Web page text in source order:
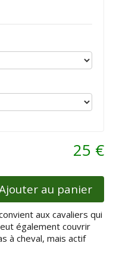
25 €
au panier
aux cavaliers qui
également couvrir
à cheval, mais actif